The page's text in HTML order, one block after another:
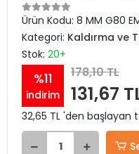
Ürün Kodu: 8 MM G80
Kategori: Kaldırma ve
Stok: 20+
%11
indirim
178,10 TL
131,67
32,65 TL 'den başlayan